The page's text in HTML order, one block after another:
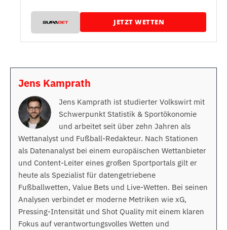
JETZT WETTEN
Jens Kamprath
Jens Kamprath ist studierter Volkswirt mit
Schwerpunkt Statistik & Sportökonomie
und arbeitet seit über zehn Jahren als
Wettanalyst und Fußball-Redakteur. Nach Stationen
als Datenanalyst bei einem europäischen Wettanbieter
und Content-Leiter eines großen Sportportals gilt er
heute als Spezialist für datengetriebene
Fußballwetten, Value Bets und Live-Wetten. Bei seinen
Analysen verbindet er moderne Metriken wie xG,
Pressing-Intensität und Shot Quality mit einem klaren
Fokus auf verantwortungsvolles Wetten und